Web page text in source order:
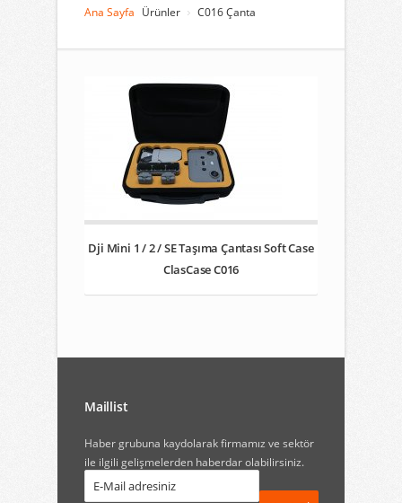
Ana Sayfa Ürünler C016 Çanta
Dji Mini 1 / 2 / SE Taşıma Çantası Soft Case
ClasCase C016
Maillist
Haber grubuna kaydolarak firmamız ve sektör
ile ilgili gelişmelerden haberdar olabilirsiniz.